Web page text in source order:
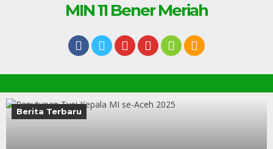
MIN 11 Bener Meriah
Berita Terbaru